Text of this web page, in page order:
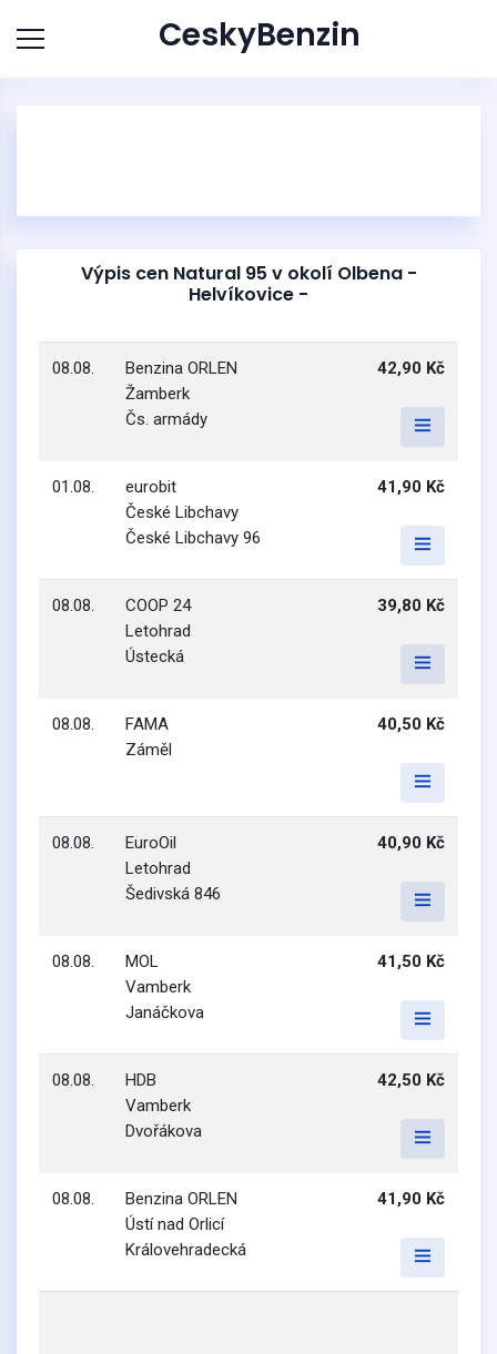
CeskyBenzin
Výpis cen Natural 95 v okolí Olbena -
Helvíkovice -
08.08.
Benzina ORLEN
Žamberk
Čs. armády
42,90 Kč
01.08.
eurobit
České Libchavy
České Libchavy 96
41,90 Kč
08.08.
COOP 24
Letohrad
Ústecká
39,80 Kč
08.08.
FAMA
Záměl
40,50 Kč
08.08.
EuroOil
Letohrad
Šedivská 846
40,90 Kč
08.08.
MOL
Vamberk
Janáčkova
41,50 Kč
08.08.
HDB
Vamberk
Dvořákova
42,50 Kč
08.08.
Benzina ORLEN
Ústí nad Orlicí
Královehradecká
41,90 Kč